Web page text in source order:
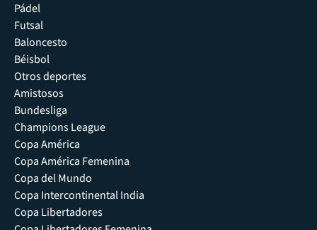
Pádel
Futsal
Baloncesto
Béisbol
Otros deportes
Amistosos
Bundesliga
Champions League
Copa América
Copa América Femenina
Copa del Mundo
Copa Intercontinental India
Copa Libertadores